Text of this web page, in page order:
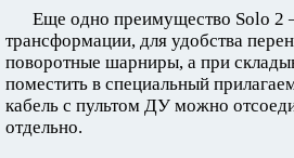
Еще одно преимущество Solo 2
трансформации, для удобства
поворотные шарниры, а при
поместить в специальный
кабель с пультом ДУ можно
отдельно.